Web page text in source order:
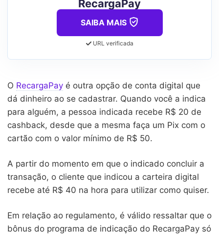
RecargaPay
SAIBA MAIS
URL verificada
O RecargaPay é outra opção de conta digital que
dá dinheiro ao se cadastrar. Quando você a indica
para alguém, a pessoa indicada recebe R$ 20 de
cashback, desde que a mesma faça um Pix com o
cartão com o valor mínimo de R$ 50.
A partir do momento em que o indicado concluir a
transação, o cliente que indicou a carteira digital
recebe até R$ 40 na hora para utilizar como quiser.
Em relação ao regulamento, é válido ressaltar que o
bônus do programa de indicação do RecargaPay só